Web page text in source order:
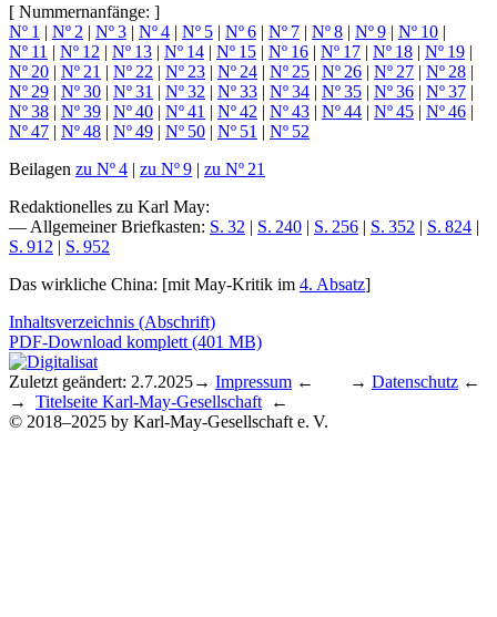
[ Nummernanfänge: ]
Nº 1 | Nº 2 | Nº 3 | Nº 4 | Nº 5 | Nº 6 | Nº 7 | Nº 8 | Nº 9 | Nº 10 |
Nº 11 | Nº 12 | Nº 13 | Nº 14 | Nº 15 | Nº 16 | Nº 17 | Nº 18 | Nº 19 |
Nº 20 | Nº 21 | Nº 22 | Nº 23 | Nº 24 | Nº 25 | Nº 26 | Nº 27 | Nº 28 |
Nº 29 | Nº 30 | Nº 31 | Nº 32 | Nº 33 | Nº 34 | Nº 35 | Nº 36 | Nº 37 |
Nº 38 | Nº 39 | Nº 40 | Nº 41 | Nº 42 | Nº 43 | Nº 44 | Nº 45 | Nº 46 |
Nº 47 | Nº 48 | Nº 49 | Nº 50 | Nº 51 | Nº 52
Beilagen zu Nº 4 | zu Nº 9 | zu Nº 21
Redaktionelles zu Karl May:
— Allgemeiner Briefkasten: S. 32 | S. 240 | S. 256 | S. 352 | S. 824 |
S. 912 | S. 952
Das wirkliche China: [mit May-Kritik im 4. Absatz]
Inhaltsverzeichnis (Abschrift)
PDF-Download komplett (401 MB)
Zuletzt geändert: 2.7.2025→ Impressum ← → Datenschutz ←
→ Titelseite Karl-May-Gesellschaft ←
© 2018–2025 by Karl-May-Gesellschaft e. V.